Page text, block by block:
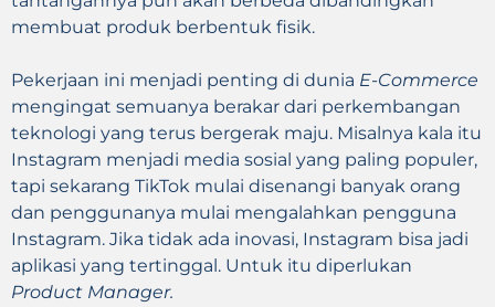
membuat produk berbentuk fisik.
Pekerjaan ini menjadi penting di dunia E-Commerce
mengingat semuanya berakar dari perkembangan
teknologi yang terus bergerak maju. Misalnya kala itu
Instagram menjadi media sosial yang paling populer,
tapi sekarang TikTok mulai disenangi banyak orang
dan penggunanya mulai mengalahkan pengguna
Instagram. Jika tidak ada inovasi, Instagram bisa jadi
aplikasi yang tertinggal. Untuk itu diperlukan
Product Manager.